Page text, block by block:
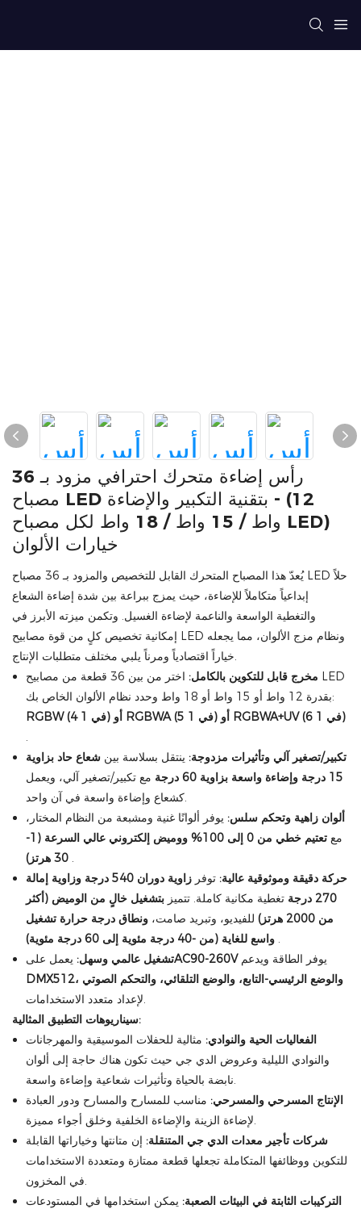
رأس إضاءة متحرك احترافي مزود بـ 36
مصباح LED بتقنية التكبير والإضاءة - (12
واط / 15 واط / 18 واط لكل مصباح LED)
خيارات الألوان
يُعدّ هذا المصباح المتحرك القابل للتخصيص والمزود بـ 36 مصباح LED حلاً
إبداعياً متكاملاً للإضاءة، حيث يمزج ببراعة بين شدة إضاءة الشعاع
والتغطية الواسعة والناعمة لإضاءة الغسيل. وتكمن ميزته الأبرز في
إمكانية تخصيص كلٍ من قوة مصابيح LED ونظام مزج الألوان، مما يجعله
خياراً اقتصادياً ومرناً يلبي مختلف متطلبات الإنتاج.
مخرج قابل للتكوين بالكامل:
اختر من بين 36 قطعة من مصابيح LED
بقدرة 12 واط أو 15 واط أو 18 واط وحدد نظام الألوان الخاص بك:
RGBW (4 في 1) أو RGBWA (5 في 1) أو RGBWA+UV (6 في 1)
.
تكبير/تصغير آلي وتأثيرات مزدوجة: ينتقل بسلاسة بينشعاع حاد بزاوية
15 درجة
وإضاءة واسعة بزاوية 60 درجة
مع تكبير/تصغير آلي، ويعمل
كشعاع وإضاءة واسعة في آن واحد.
ألوان زاهية وتحكم سلس: يوفر ألوانًا غنية ومشبعة من النظام المختار،
معتعتيم خطي من 0 إلى 100%
ووميض إلكتروني عالي السرعة (1-
30 هرتز).
حركة دقيقة وموثوقية عالية: توفر
زاوية دوران 540 درجة وزاوية إمالة
270 درجة
تغطية مكانية كاملة. تتميزبتشغيل خالٍ من الوميض (أكثر
من 2000 هرتز)
للفيديو، وتبريد صامت،ونطاق درجة حرارة تشغيل
واسع للغاية (من -40 درجة مئوية إلى 60 درجة مئوية).
تشغيل عالمي وسهل: يعمل على AC90-260V يوفر الطاقة ويدعم
DMX512، والوضع الرئيسي-التابع، والوضع التلقائي، والتحكم الصوتي
لإعداد متعدد الاستخدامات.
سيناريوهات التطبيق المثالية:
الفعاليات الحية والنوادي: مثالية للحفلات الموسيقية والمهرجانات
والنوادي الليلية وعروض الدي جي حيث تكون هناك حاجة إلى ألوان
نابضة بالحياة وتأثيرات شعاعية وإضاءة واسعة.
الإنتاج المسرحي والمسرحي: مناسب للمسارح والمسارح ودور العبادة
لإضاءة الزينة والإضاءة الخلفية وخلق أجواء مميزة.
شركات تأجير معدات الدي جي المتنقلة: إن متانتها وخياراتها القابلة
للتكوين ووظائفها المتكاملة تجعلها قطعة ممتازة ومتعددة الاستخدامات
في المخزون.
التركيبات الثابتة في البيئات الصعبة: يمكن استخدامها في المستودعات